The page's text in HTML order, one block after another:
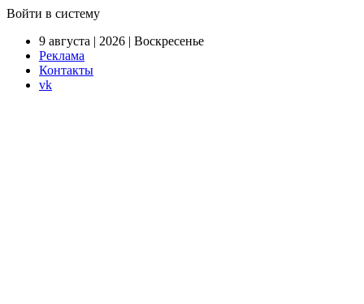
Войти в систему
9 августа | 2026 | Воскресенье
Реклама
Контакты
vk